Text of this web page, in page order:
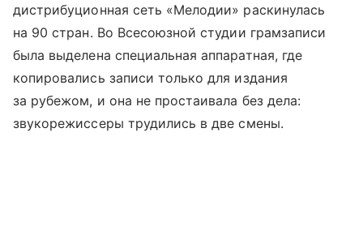
дистрибуционная сеть «Мелодии» раскинулась
на 90 стран. Во Всесоюзной студии грамзаписи
была выделена специальная аппаратная, где
копировались записи только для издания
за рубежом, и она не простаивала без дела:
звукорежиссеры трудились в две смены.